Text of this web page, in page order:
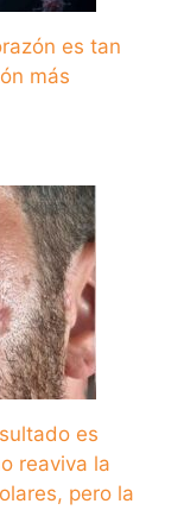
es tan
más
es
reaviva la
pero la